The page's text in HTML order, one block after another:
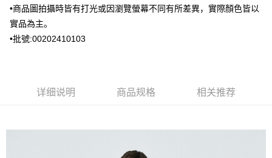
台新国际商业银行
中国信托商业银行
台湾乐天信用卡公司
元大商业银行
永丰商业银行
玉山商业银行
台湾乐天信用卡公司
新竹物流宅配
每笔NT$120，满NT$3,000(含以上)免运费
LINEX 宇迅國際 查看运费
•商品圖拍攝時皆有打光或因瀏覽螢幕不同有所差異，實際顏色皆以
實品為主。
•批號:00202410103
详细说明 商品规格 相关推荐